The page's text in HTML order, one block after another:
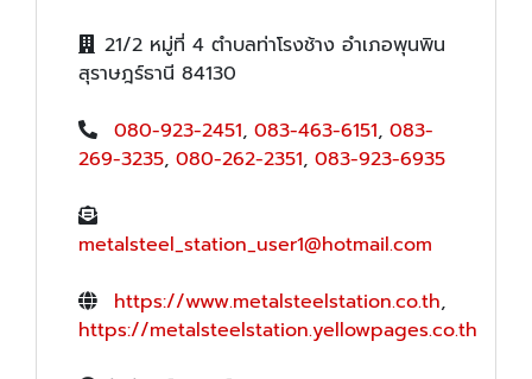
21/2 หมู่ที่ 4 ตำบลท่าโรงช้าง อำเภอพุนพิน
สุราษฎร์ธานี 84130
080-923-2451, 083-463-6151, 083-
269-3235, 080-262-2351, 083-923-6935
metalsteel_station_user1@hotmail.com
https://www.metalsteelstation.co.th,
https://metalsteelstation.yellowpages.co.th